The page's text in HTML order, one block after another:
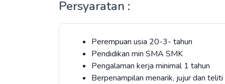
Persyaratan :
Perempuan usia 20-3- tahun
Pendidikan min SMA SMK
Pengalaman kerja minimal 1 tahun
Berpenampilan menarik, jujur dan teliti